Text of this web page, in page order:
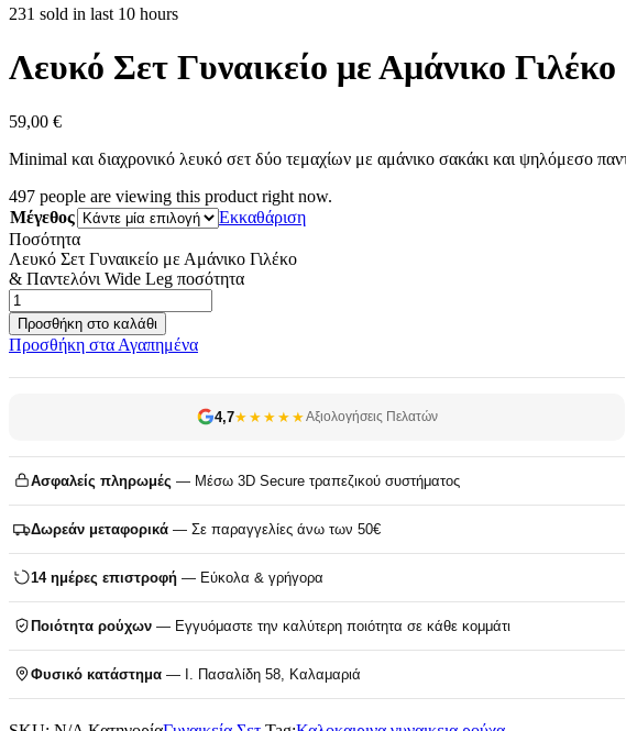
231 sold in last 10 hours
Λευκό Σετ Γυναικείο με Αμάνικο
59,00 €
Minimal και διαχρονικό λευκό σετ δύο τεμαχίων με αμάνικο σακάκι και ψηλόμεσο
497 people are viewing this product right now.
Μέγεθος
Εκκαθάριση
Ποσότητα
Λευκό Σετ Γυναικείο με Αμάνικο Γιλέκο
& Παντελόνι Wide Leg ποσότητα
Προσθήκη στο καλάθι
Προσθήκη στα Αγαπημένα
4,7★★★★★Αξιολογήσεις Πελατών
Ασφαλείς πληρωμές — Μέσω 3D Secure τραπεζικού συστήματος
Δωρεάν μεταφορικά — Σε παραγγελίες άνω των 50€
14 ημέρες επιστροφή — Εύκολα & γρήγορα
Ποιότητα ρούχων — Εγγυόμαστε την καλύτερη ποιότητα σε κάθε κομμάτι
Φυσικό κατάστημα — Ι. Πασαλίδη 58, Καλαμαριά